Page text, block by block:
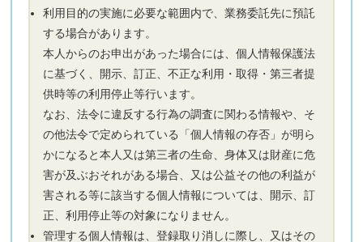
利用目的の実施に必要な範囲内で、業務委託先に預託
する場合があります。
本人からのお申出があった場合には、個人情報保護法
に基づく、開示、訂正、不正な利用・取得・第三者提
供時等の利用停止等行います。
なお、法令に違反する行為の調査に関わる情報や、そ
の他法令で定められている「個人情報の存否」が明ら
かになると本人又は第三者の生命、身体又は財産に危
害が及ぶおそれがある場合、又は公益その他の利益が
害される等に該当する個人情報については、開示、訂
正、利用停止等の対象になりません。
管理する個人情報は、登録取り消しに際し、又はその